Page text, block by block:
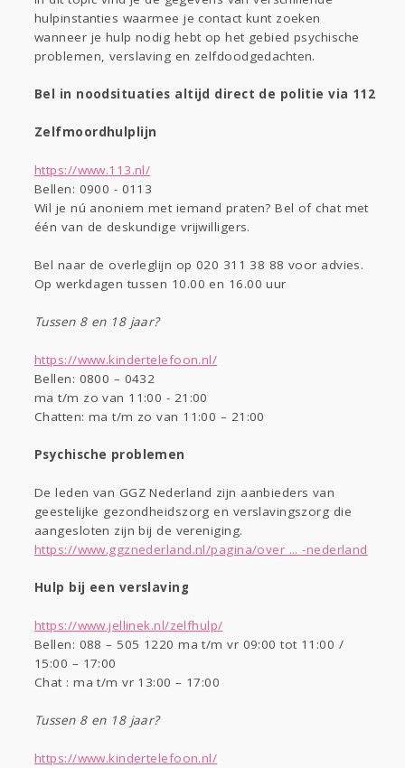
Kinderen
Psyche
Gevraagd
Lezen
hulpinstanties waarmee je contact kunt zoeken
wanneer je hulp nodig hebt op het gebied psychische
problemen, verslaving en zelfdoodgedachten.
Bel in noodsituaties altijd direct de politie via 112
Zelfmoordhulplijn
https://www.113.nl/
Bellen: 0900 - 0113
Wil je nú anoniem met iemand praten? Bel of chat met
één van de deskundige vrijwilligers.
Bel naar de overleglijn op 020 311 38 88 voor advies.
Op werkdagen tussen 10.00 en 16.00 uur
Tussen 8 en 18 jaar?
https://www.kindertelefoon.nl/
Bellen: 0800 – 0432
ma t/m zo van 11:00 - 21:00
Chatten: ma t/m zo van 11:00 – 21:00
Psychische problemen
De leden van GGZ Nederland zijn aanbieders van
geestelijke gezondheidszorg en verslavingszorg die
aangesloten zijn bij de vereniging.
https://www.ggznederland.nl/pagina/over ... -nederland
Hulp bij een verslaving
https://www.jellinek.nl/zelfhulp/
Bellen: 088 – 505 1220 ma t/m vr 09:00 tot 11:00 /
15:00 – 17:00
Chat : ma t/m vr 13:00 – 17:00
Tussen 8 en 18 jaar?
https://www.kindertelefoon.nl/